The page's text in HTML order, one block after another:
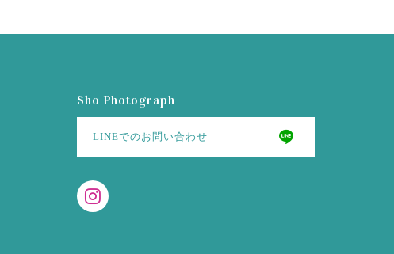
Sho Photograph
LINEでのお問い合わせ